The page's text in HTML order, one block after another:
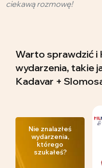
ciekawą rozmowę!
Warto sprawdzić i
wydarzenia, takie
Kadavar +
Nie znalazłeś
wydarzenia,
którego
szukałeś?